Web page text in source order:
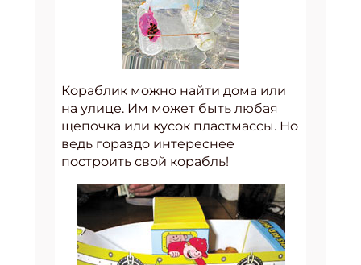
Кораблик можно найти дома или
на улице. Им может быть любая
щепочка или кусок пластмассы. Но
ведь гораздо интереснее
построить свой корабль!